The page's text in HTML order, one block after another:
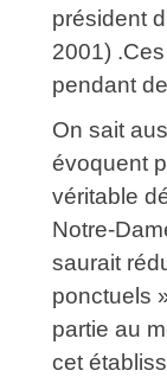
président
2001)
pendant
On sait
évoquent
véritable
Notre-
saurait
ponctuels
partie au
cet